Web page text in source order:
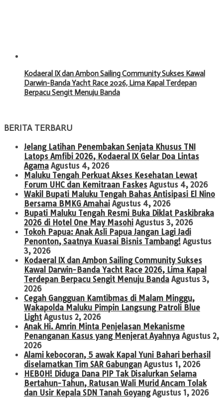
Kodaeral IX dan Ambon Sailing Community Sukses Kawal
Darwin-Banda Yacht Race 2026, Lima Kapal Terdepan
Berpacu Sengit Menuju Banda
BERITA TERBARU
Jelang Latihan Penembakan Senjata Khusus TNI
Latops Amfibi 2026, Kodaeral IX Gelar Doa Lintas
Agama Agustus 4, 2026
Maluku Tengah Perkuat Akses Kesehatan Lewat
Forum UHC dan Kemitraan Faskes Agustus 4, 2026
Wakil Bupati Maluku Tengah Bahas Antisipasi El Nino
Bersama BMKG Amahai Agustus 4, 2026
Bupati Maluku Tengah Resmi Buka Diklat Paskibraka
2026 di Hotel One May Masohi Agustus 3, 2026
Tokoh Papua: Anak Asli Papua Jangan Lagi Jadi
Penonton, Saatnya Kuasai Bisnis Tambang! Agustus
3, 2026
Kodaeral IX dan Ambon Sailing Community Sukses
Kawal Darwin-Banda Yacht Race 2026, Lima Kapal
Terdepan Berpacu Sengit Menuju Banda Agustus 3,
2026
Cegah Gangguan Kamtibmas di Malam Minggu,
Wakapolda Maluku Pimpin Langsung Patroli Blue
Light Agustus 2, 2026
Anak Hi. Amrin Minta Penjelasan Mekanisme
Penanganan Kasus yang Menjerat Ayahnya Agustus 2,
2026
Alami kebocoran, 5 awak Kapal Yuni Bahari berhasil
diselamatkan Tim SAR Gabungan Agustus 1, 2026
HEBOH! Diduga Dana PIP Tak Disalurkan Selama
Bertahun-Tahun, Ratusan Wali Murid Ancam Tolak
dan Usir Kepala SDN Tanah Goyang Agustus 1, 2026